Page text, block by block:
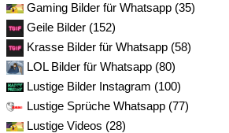
Gaming Bilder für Whatsapp (35)
Geile Bilder (152)
Krasse Bilder für Whatsapp (58)
LOL Bilder für Whatsapp (80)
Lustige Bilder Instagram (100)
Lustige Sprüche Whatsapp (77)
Lustige Videos (28)